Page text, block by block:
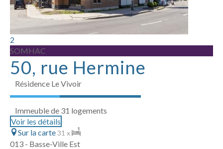
2
SOMHAC
50, rue Hermine
Résidence Le Vivoir
Immeuble de 31 logements
Voir les détails
Sur la carte31 x
013 - Basse-Ville Est